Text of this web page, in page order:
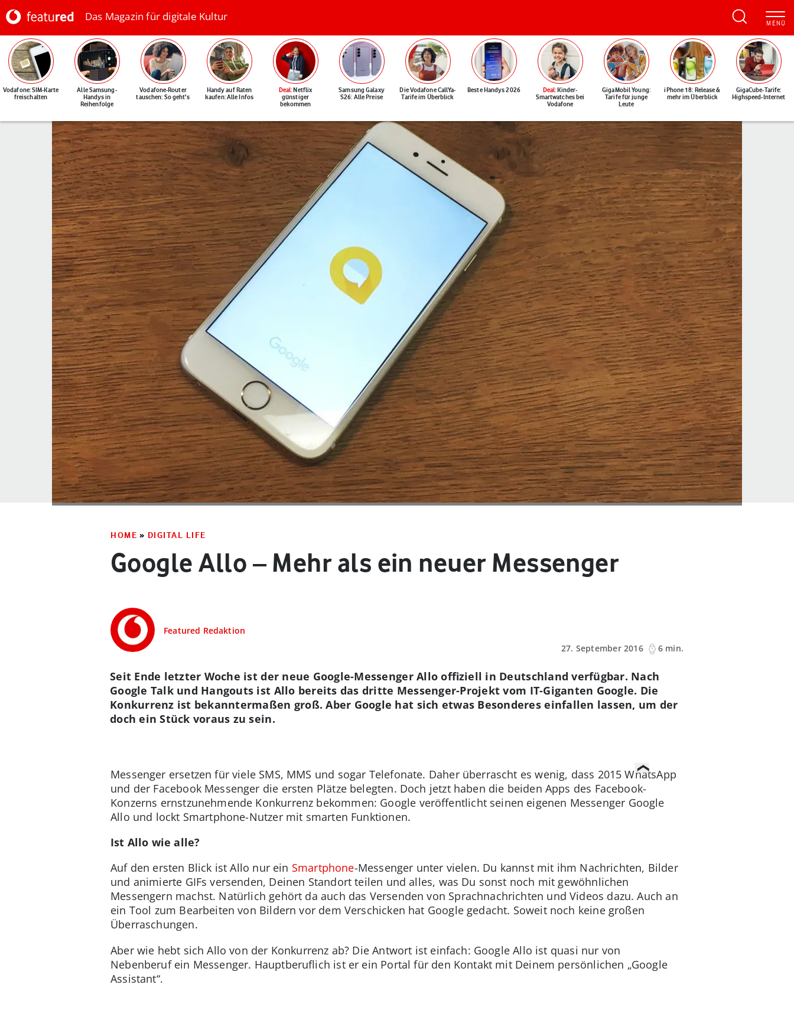
Das Magazin für digitale Kultur
Vodafone: SIM-Karte
freischalten
Alle Samsung-
Handys in
Reihenfolge
Vodafone-Router
tauschen: So geht's
Handy auf Raten
kaufen: Alle Infos
Deal: Netflix
günstiger
bekommen
Samsung Galaxy
S26: Alle Preise
Die Vodafone CallYa-
Tarife im Überblick
Beste Handys 2026 Deal: Kinder-
Smartwatches bei
Vodafone
GigaMobil Young:
Tarife für junge
Leute
iPhone 18: Release &
mehr im Überblick
GigaCube-Tarife:
Highspeed-Internet
HOME » DIGITAL LIFE
Google Allo – Mehr als ein neuer Messenger
Featured Redaktion
27. September 2016
6 min.
Seit Ende letzter Woche ist der neue Google-Messenger Allo offiziell in Deutschland verfügbar. Nach
Google Talk und Hangouts ist Allo bereits das dritte Messenger-Projekt vom IT-Giganten Google. Die
Konkurrenz ist bekanntermaßen groß. Aber Google hat sich etwas Besonderes einfallen lassen, um der
doch ein Stück voraus zu sein.
Messenger ersetzen für viele SMS, MMS und sogar Telefonate. Daher überrascht es wenig, dass 2015 WhatsApp
und der Facebook Messenger die ersten Plätze belegten. Doch jetzt haben die beiden Apps des Facebook-
Konzerns ernstzunehmende Konkurrenz bekommen: Google veröffentlicht seinen eigenen Messenger Google
Allo und lockt Smartphone-Nutzer mit smarten Funktionen.
Ist Allo wie alle?
Auf den ersten Blick ist Allo nur ein Smartphone-Messenger unter vielen. Du kannst mit ihm Nachrichten, Bilder
und animierte GIFs versenden, Deinen Standort teilen und alles, was Du sonst noch mit gewöhnlichen
Messengern machst. Natürlich gehört da auch das Versenden von Sprachnachrichten und Videos dazu. Auch an
ein Tool zum Bearbeiten von Bildern vor dem Verschicken hat Google gedacht. Soweit noch keine großen
Überraschungen.
Aber wie hebt sich Allo von der Konkurrenz ab? Die Antwort ist einfach: Google Allo ist quasi nur von
Nebenberuf ein Messenger. Hauptberuflich ist er ein Portal für den Kontakt mit Deinem persönlichen „Google
Assistant“.